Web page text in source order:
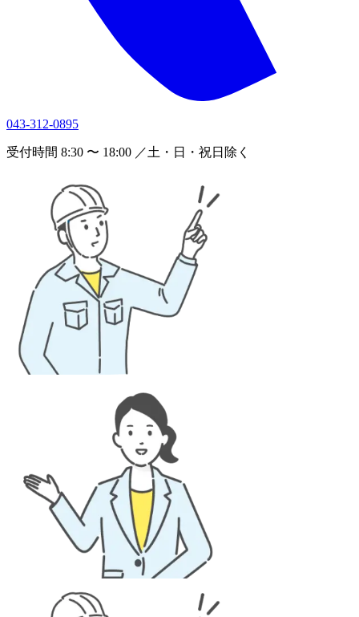
043-312-0895
受付時間 8:30 〜 18:00 ／土・日・祝日除く